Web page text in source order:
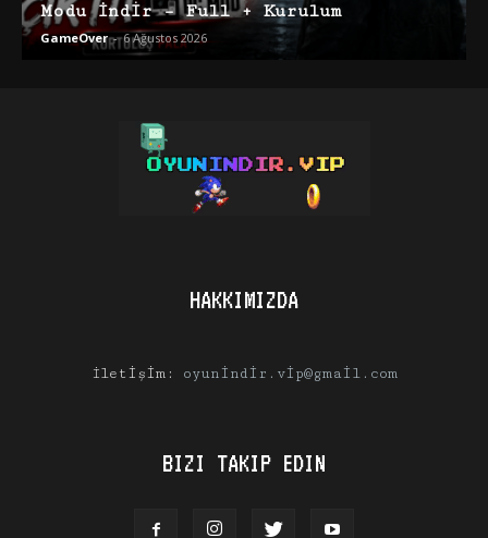
Modu İndir – Full + Kurulum
GameOver - 6 Ağustos 2026
HAKKIMIZDA
İletişim: oyunindir.vip@gmail.com
BIZI TAKIP EDIN